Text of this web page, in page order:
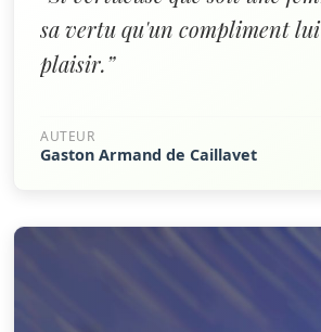
sa vertu qu'un compliment
plaisir.”
AUTEUR
Gaston Armand de Caillavet